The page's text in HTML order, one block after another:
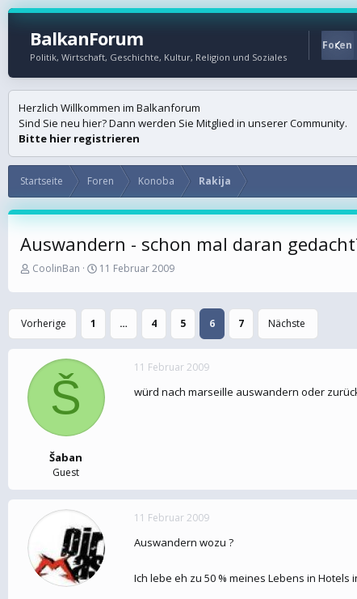
BalkanForum
Politik, Wirtschaft, Geschichte, Kultur, Religion und Soziales
Foren
Herzlich Willkommen im Balkanforum
Sind Sie neu hier? Dann werden Sie Mitglied in unserer Community.
Bitte hier registrieren
Startseite Foren Konoba Rakija
Auswandern - schon mal daran
E
s
t
e
l
e
r
CoolinBan
E
s
t
l
a
m
11 Februar 2009
Vorherige 1 … 4 5 6 7 Nächste
Š
Šaban
Guest
11 Februar 2009
würd nach marseille auswandern oder
11 Februar 2009
Auswandern wozu ?
Ich lebe eh zu 50 % meines Lebens in Hotels